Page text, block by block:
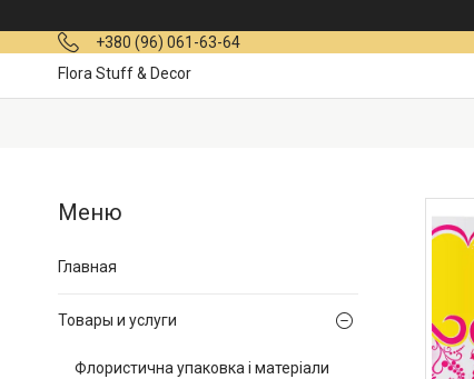
+380 (96) 061-63-64
Flora Stuff & Decor
Главная
Товары и услуги
Флористична упаковка і матеріали